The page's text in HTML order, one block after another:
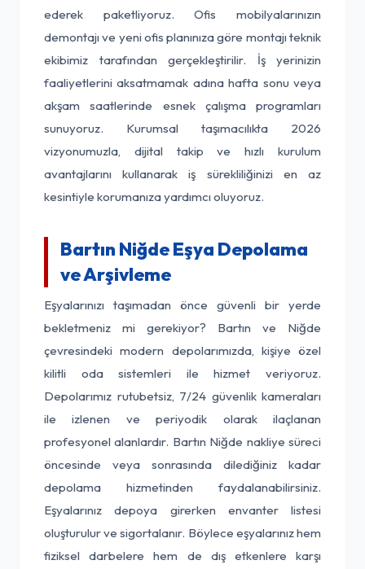
ederek paketliyoruz. Ofis mobilyalarınızın
demontajı ve yeni ofis planınıza göre montajı teknik
ekibimiz tarafından gerçekleştirilir. İş yerinizin
faaliyetlerini aksatmamak adına hafta sonu veya
akşam saatlerinde esnek çalışma programları
sunuyoruz. Kurumsal taşımacılıkta 2026
vizyonumuzla, dijital takip ve hızlı kurulum
avantajlarını kullanarak iş sürekliliğinizi en az
kesintiyle korumanıza yardımcı oluyoruz.
Bartın Niğde Eşya Depolama
ve Arşivleme
Eşyalarınızı taşımadan önce güvenli bir yerde
bekletmeniz mi gerekiyor? Bartın ve Niğde
çevresindeki modern depolarımızda, kişiye özel
kilitli oda sistemleri ile hizmet veriyoruz.
Depolarımız rutubetsiz, 7/24 güvenlik kameraları
ile izlenen ve periyodik olarak ilaçlanan
profesyonel alanlardır. Bartın Niğde nakliye süreci
öncesinde veya sonrasında dilediğiniz kadar
depolama hizmetinden faydalanabilirsiniz.
Eşyalarınız depoya girerken envanter listesi
oluşturulur ve sigortalanır. Böylece eşyalarınız hem
fiziksel darbelere hem de dış etkenlere karşı